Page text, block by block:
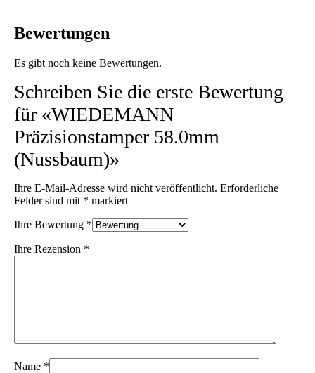
Bewertungen
Es gibt noch keine Bewertungen.
Schreiben Sie die erste Bewertung
für «WIEDEMANN
Präzisionstamper 58.0mm
(Nussbaum)»
Ihre E-Mail-Adresse wird nicht veröffentlicht. Erforderliche
Felder sind mit * markiert
Ihre Bewertung *
Ihre Rezension *
Name *